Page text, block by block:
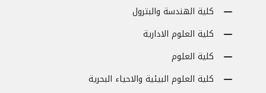
كلية الهندسة والبترول
كلية العلوم الادارية
كلية العلوم
كلية العلوم البيئية والاحياء البحرية